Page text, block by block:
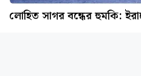
লোহিত সাগর বন্ধের হুমকি: